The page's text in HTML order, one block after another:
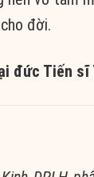
đời.
đức Tiến sĩ